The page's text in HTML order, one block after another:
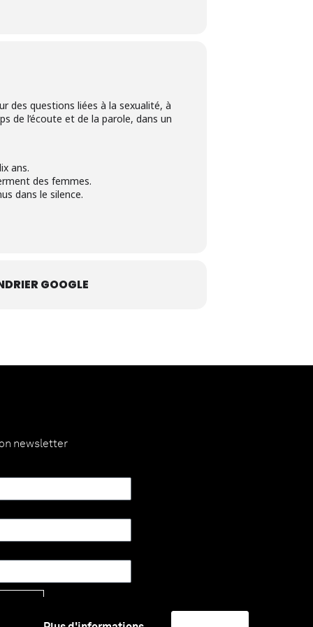
des questions liées à la sexualité, à
de l’écoute et de la parole, dans un
ans.
des femmes.
dans le silence.
GOOGLE
newsletter